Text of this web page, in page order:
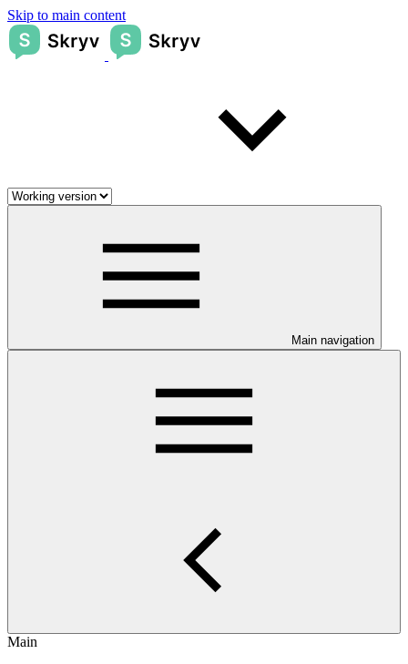
Skip to main content
Main navigation
Main